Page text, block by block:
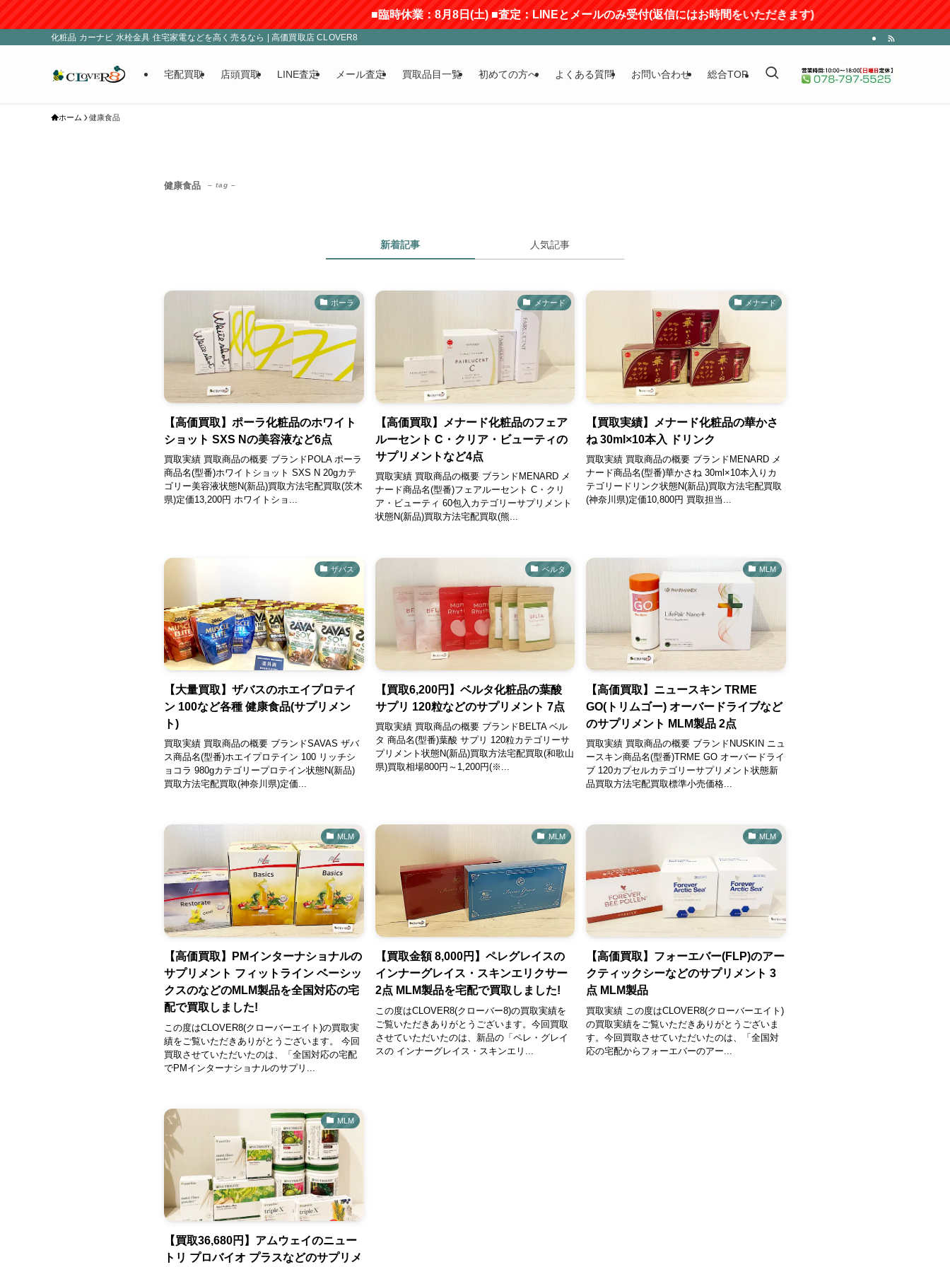
■臨時休業：8月8日(土) ■査定：LINEとメールのみ受付(返信にはお時間をいただきます)
化粧品 カーナビ 水栓金具 住宅家電などを高く売るなら | 高価買取店 CLOVER8
宅配買取 店頭買取 LINE査定 メール査定 買取品目一覧 初めての方へ よくある質問 お問い合わせ 総合TOP
ホーム 健康食品
健康食品 – tag –
新着記事 人気記事
ポーラ
【高価買取】ポーラ化粧品のホワイト
ショット SXS Nの美容液など6点
買取実績 買取商品の概要 ブランドPOLA ポーラ
商品名(型番)ホワイトショット SXS N 20gカテ
ゴリー美容液状態N(新品)買取方法宅配買取(茨木
県)定価13,200円 ホワイトショ...
メナード
【高価買取】メナード化粧品のフェア
ルーセント C・クリア・ビューティの
サプリメントなど4点
買取実績 買取商品の概要 ブランドMENARD メ
ナード商品名(型番)フェアルーセント C・クリ
ア・ビューティ 60包入カテゴリーサプリメント
状態N(新品)買取方法宅配買取(熊...
メナード
【買取実績】メナード化粧品の華かさ
ね 30ml×10本入 ドリンク
買取実績 買取商品の概要 ブランドMENARD メ
ナード商品名(型番)華かさね 30ml×10本入りカ
テゴリードリンク状態N(新品)買取方法宅配買取
(神奈川県)定価10,800円 買取担当...
ザバス
【大量買取】ザバスのホエイプロテイ
ン 100など各種 健康食品(サプリメン
ト)
買取実績 買取商品の概要 ブランドSAVAS ザバ
ス商品名(型番)ホエイプロテイン 100 リッチシ
ョコラ 980gカテゴリープロテイン状態N(新品)
買取方法宅配買取(神奈川県)定価...
ベルタ
【買取6,200円】ベルタ化粧品の葉酸
サプリ 120粒などのサプリメント 7点
買取実績 買取商品の概要 ブランドBELTA ベル
タ 商品名(型番)葉酸 サプリ 120粒カテゴリーサ
プリメント状態N(新品)買取方法宅配買取(和歌山
県)買取相場800円～1,200円(※...
MLM
【高価買取】ニュースキン TRME
GO(トリムゴー) オーバードライブなど
のサプリメント MLM製品 2点
買取実績 買取商品の概要 ブランドNUSKIN ニュ
ースキン商品名(型番)TRME GO オーバードライ
ブ 120カプセルカテゴリーサプリメント状態新
品買取方法宅配買取標準小売価格...
MLM
【高価買取】PMインターナショナルの
サプリメント フィットライン ベーシッ
クスのなどのMLM製品を全国対応の宅
配で買取しました!
この度はCLOVER8(クローバーエイト)の買取実
績をご覧いただきありがとうございます。 今回
買取させていただいたのは、「全国対応の宅配
でPMインターナショナルのサプリ...
MLM
【買取金額 8,000円】ペレグレイスの
インナーグレイス・スキンエリクサー
2点 MLM製品を宅配で買取しました!
この度はCLOVER8(クローバー8)の買取実績を
ご覧いただきありがとうございます。今回買取
させていただいたのは、新品の「ペレ・グレイ
スの インナーグレイス・スキンエリ...
MLM
【高価買取】フォーエバー(FLP)のアー
クティックシーなどのサプリメント 3
点 MLM製品
買取実績 この度はCLOVER8(クローバーエイト)
の買取実績をご覧いただきありがとうございま
す。今回買取させていただいたのは、「全国対
応の宅配からフォーエバーのアー...
MLM
【買取36,680円】アムウェイのニュー
トリ プロバイオ プラスなどのサプリメ